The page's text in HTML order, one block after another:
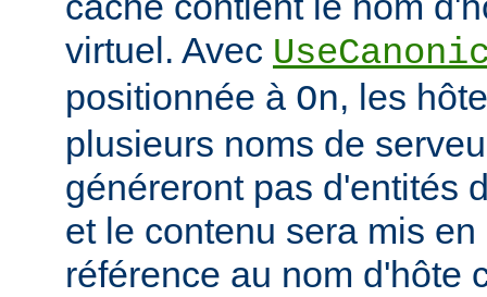
virtuel. Avec
positionnée à On, les
plusieurs noms de
généreront pas d'entités
et le contenu sera mis
référence au nom d'hôte